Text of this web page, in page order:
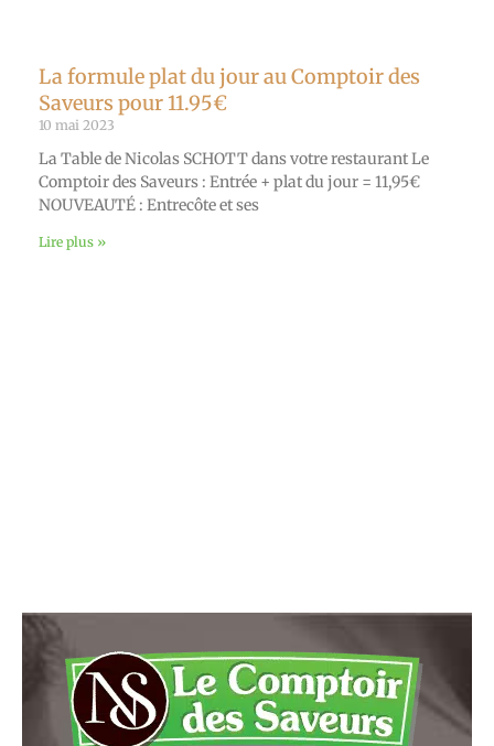
La formule plat du jour au Comptoir des
Saveurs pour 11.95€
10 mai 2023
La Table de Nicolas SCHOTT dans votre restaurant Le
Comptoir des Saveurs : Entrée + plat du jour = 11,95€
NOUVEAUTÉ : Entrecôte et ses
Lire plus »